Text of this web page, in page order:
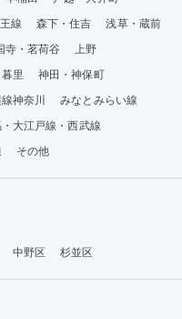
線 森下・住吉
浅草・蔵前
寺・茗荷谷
上野
里
神田・神保町
神奈川
みなとみらい線
大江戸線・西武線
その他
中野区 杉並区